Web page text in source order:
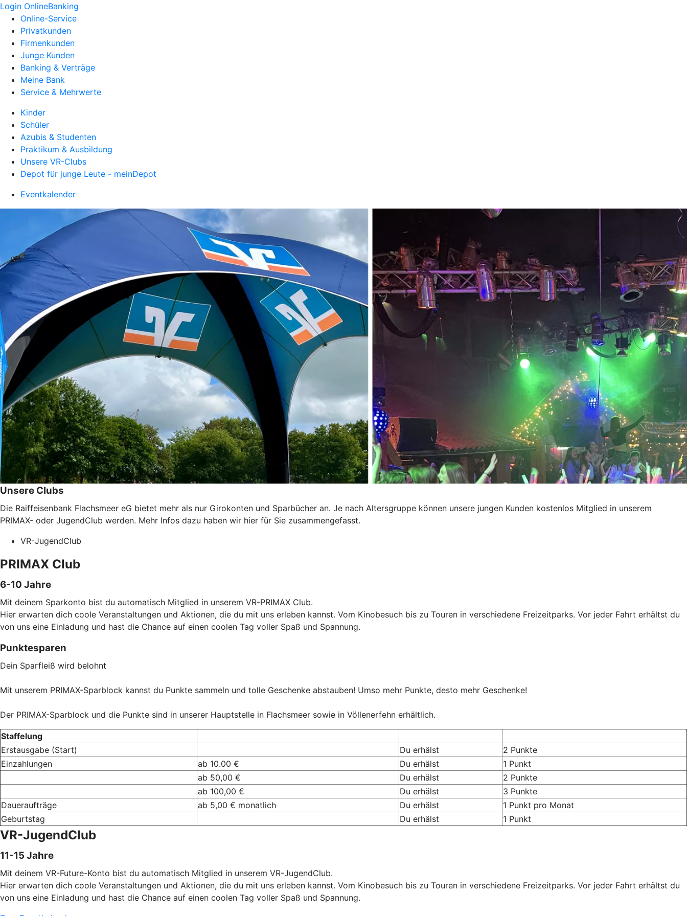
Login OnlineBanking
Online-Service
Privatkunden
Firmenkunden
Junge Kunden
Banking & Verträge
Meine Bank
Service & Mehrwerte
Kinder
Schüler
Azubis & Studenten
Praktikum & Ausbildung
Unsere VR-Clubs
Depot für junge Leute - meinDepot
Eventkalender
Unsere Clubs
Die Raiffeisenbank Flachsmeer eG bietet mehr als nur Girokonten und Sparbücher an. Je nach Altersgruppe können unsere jungen Kunden kostenlos Mitglied in unserem
PRIMAX- oder JugendClub werden. Mehr Infos dazu haben wir hier für Sie zusammengefasst.
VR-JugendClub
PRIMAX Club
6-10 Jahre
Mit deinem Sparkonto bist du automatisch Mitglied in unserem VR-PRIMAX Club.
Hier erwarten dich coole Veranstaltungen und Aktionen, die du mit uns erleben kannst. Vom Kinobesuch bis zu Touren in verschiedene Freizeitparks. Vor jeder Fahrt erhältst du
von uns eine Einladung und hast die Chance auf einen coolen Tag voller Spaß und Spannung.
Punktesparen
Dein Sparfleiß wird belohnt
Mit unserem PRIMAX-Sparblock kannst du Punkte sammeln und tolle Geschenke abstauben! Umso mehr Punkte, desto mehr Geschenke!
Der PRIMAX-Sparblock und die Punkte sind in unserer Hauptstelle in Flachsmeer sowie in Völlenerfehn erhältlich.
Staffelung
Erstausgabe (Start)
Du erhälst
2 Punkte
Einzahlungen
ab 10.00 € Du erhälst
1 Punkt
ab 50,00 €
Du erhälst
2 Punkte
ab 100,00 €
Du erhälst
3 Punkte
Daueraufträge
ab 5,00 € monatlich Du erhälst
1 Punkt pro Monat
Geburtstag
Du erhälst 1 Punkt
VR-JugendClub
11-15 Jahre
Mit deinem VR-Future-Konto bist du automatisch Mitglied in unserem VR-JugendClub.
Hier erwarten dich coole Veranstaltungen und Aktionen, die du mit uns erleben kannst. Vom Kinobesuch bis zu Touren in verschiedene Freizeitparks. Vor jeder Fahrt erhältst du
von uns eine Einladung und hast die Chance auf einen coolen Tag voller Spaß und Spannung.